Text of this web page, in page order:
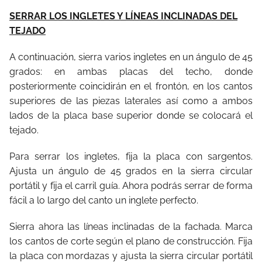
SERRAR LOS INGLETES Y LÍNEAS INCLINADAS DEL
TEJADO
A continuación, sierra varios ingletes en un ángulo de 45
grados: en ambas placas del techo, donde
posteriormente coincidirán en el frontón, en los cantos
superiores de las piezas laterales así como a ambos
lados de la placa base superior donde se colocará el
tejado.
Para serrar los ingletes, fija la placa con sargentos.
Ajusta un ángulo de 45 grados en la sierra circular
portátil y fija el carril guía. Ahora podrás serrar de forma
fácil a lo largo del canto un inglete perfecto.
Sierra ahora las líneas inclinadas de la fachada. Marca
los cantos de corte según el plano de construcción. Fija
la placa con mordazas y ajusta la sierra circular portátil